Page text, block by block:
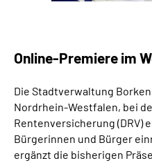
Online-Premiere im
Die Stadtverwaltung
Nordrhein-Westfalen, bei
Rentenversicherung (DRV)
Bürgerinnen und Bürger
ergänzt die bisherigen